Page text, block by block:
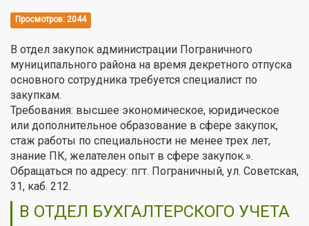
Просмотров: 2044
В отдел закупок администрации Пограничного
муниципального района на время декретного отпуска
основного сотрудника требуется специалист по
закупкам.
Требования: высшее экономическое, юридическое
или дополнительное образование в сфере закупок,
стаж работы по специальности не менее трех лет,
знание ПК, желателен опыт в сфере закупок.».
Обращаться по адресу: пгт. Пограничный, ул. Советская,
31, каб. 212.
В ОТДЕЛ БУХГАЛТЕРСКОГО УЧЕТА